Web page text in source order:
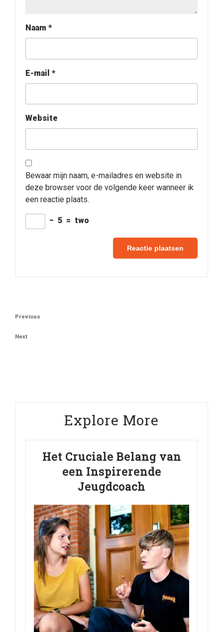
Naam *
E-mail *
Website
Bewaar mijn naam, e-mailadres en website in
deze browser voor de volgende keer wanneer ik
een reactie plaats.
− 5 = two
Berichtnavigatie
Previous
Previous
Next
Next
Explore More
Het Cruciale Belang van
een Inspirerende
Jeugdcoach